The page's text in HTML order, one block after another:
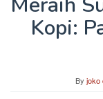
Kopi:
By joko